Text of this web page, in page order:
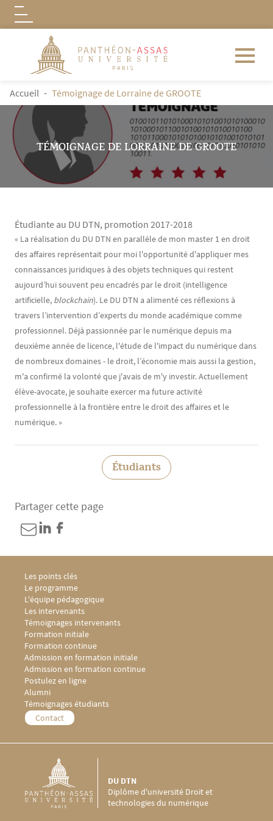
Aller au contenu principal
Logo
FIL D'ARIANE
Accueil Témoignage de Lorraine de GROOTE
TÉMOIGNAGE DE LORRAINE DE GROOTE
Étudiante au DU DTN, promotion 2017-2018
Contenu
Texte
« La réalisation du DU DTN en parallèle de mon master 1 en droit
des affaires représentait pour moi l'opportunité d'appliquer mes
connaissances juridiques à des objets techniques qui restent
aujourd’hui souvent peu encadrés par le droit (intelligence
artificielle, blockchain). Le DU DTN a alimenté ces réflexions à
travers l’intervention d’experts du monde académique comme
professionnel. Déjà passionnée par le numérique depuis ma
deuxième année de licence, l'étude de l'impact du numérique dans
de nombreux domaines - le droit, l’économie mais aussi la gestion,
m'a confirmé la volonté que j'avais de m'y investir. Actuellement
élève-avocate, je souhaite exercer ma future activité
professionnelle à la frontière entre le droit des affaires et le
numérique. »
Étudiants
Partager cette page
Menu Footer DU DTN 1
Les points clés
Le programme
L'équipe pédagogique
Les intervenants
Témoignages intervenants
Menu Footer DU DTN 2
Formation initiale
Formation continue
Menu Footer DU DTN 3
Admission en formation initiale
Admission en formation continue
Postulez en ligne
Menu Footer DU DTN 4
Alumni
Témoignages étudiants
Menu Footer DU DTN 5
Contact
Diplôme d'université Droit et
technologies du numérique
DU DTN